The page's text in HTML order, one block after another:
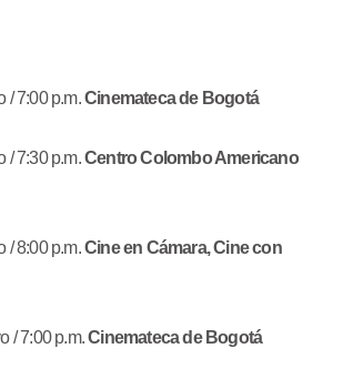
/ 7:00 p.m.Cinemateca de Bogotá
/ 7:30 p.m.Centro Colombo Americano
/ 8:00 p.m.Cine en Cámara, Cine con
/ 7:00 p.m.Cinemateca de Bogotá